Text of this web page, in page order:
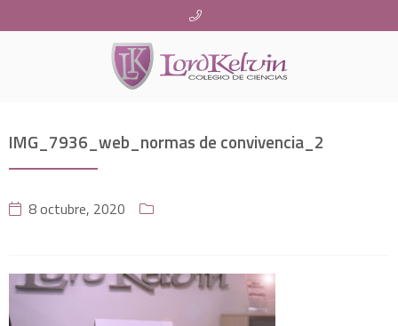
IMG_7936_web_normas de convivencia_2
8 octubre, 2020